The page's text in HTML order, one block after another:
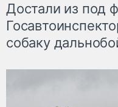
Достали из под
собаку